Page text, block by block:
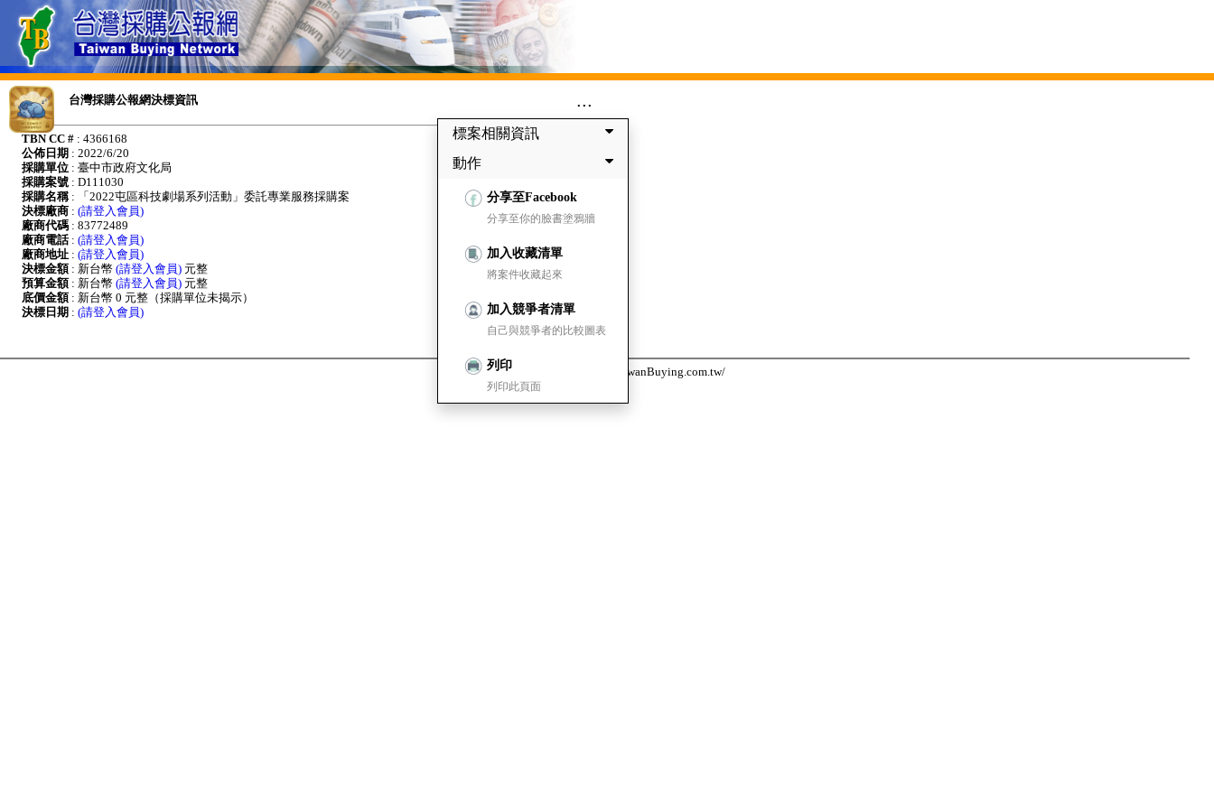
台灣採購公報網決標資訊 ...
標案相關資訊
動作
分享至Facebook
分享至你的臉書塗鴉牆
加入收藏清單
將案件收藏起來
加入競爭者清單
自己與競爭者的比較圖表
列印
列印此頁面
TBN CC # : 4366168
公佈日期 : 2022/6/20
採購單位 : 臺中市政府文化局
採購案號 : D111030
採購名稱: 「2022屯區科技劇場系列活動」委託專業服務採購案
決標廠商 : (請登入會員)
廠商代碼 : 83772489
廠商電話: (請登入會員)
廠商地址 : (請登入會員)
決標金額: 新台幣 (請登入會員) 元整
預算金額: 新台幣 (請登入會員) 元整
底價金額: 新台幣 0 元整（採購單位未揭示）
決標日期 : (請登入會員)
台灣採購公報網 https://www.TaiwanBuying.com.tw/